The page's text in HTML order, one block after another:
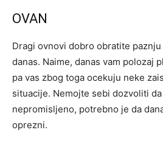
OVAN
Dragi ovnovi dobro obratite
danas. Naime, danas vam polozaj
pa vas zbog toga ocekuju neke
situacije. Nemojte sebi dozvoliti
nepromisljeno, potrebno je da
oprezni.